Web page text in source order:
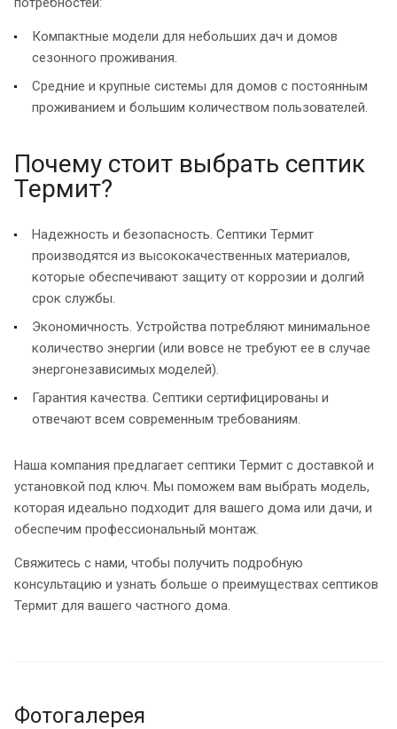
Компактные модели для небольших дач и домов
сезонного проживания.
Средние и крупные системы для домов с постоянным
проживанием и большим количеством пользователей.
Почему стоит выбрать септик
Термит?
Надежность и безопасность. Септики Термит
производятся из высококачественных материалов,
которые обеспечивают защиту от коррозии и долгий
срок службы.
Экономичность. Устройства потребляют минимальное
количество энергии (или вовсе не требуют ее в случае
энергонезависимых моделей).
Гарантия качества. Септики сертифицированы и
отвечают всем современным требованиям.
Наша компания предлагает септики Термит с доставкой и
установкой под ключ. Мы поможем вам выбрать модель,
которая идеально подходит для вашего дома или дачи, и
обеспечим профессиональный монтаж.
Свяжитесь с нами, чтобы получить подробную
консультацию и узнать больше о преимуществах септиков
Термит для вашего частного дома.
Фотогалерея